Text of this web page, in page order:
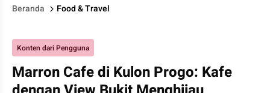
Beranda Food & Travel
Konten dari Pengguna
Marron Cafe di Kulon Progo: Kafe